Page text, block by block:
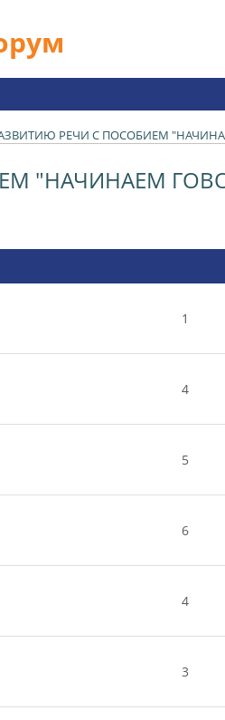
РЕЧИ С ПОСОБИЕМ
"НАЧИНАЕМ
1
4
5
6
4
3